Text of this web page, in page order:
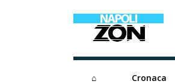
⌂ Cronaca